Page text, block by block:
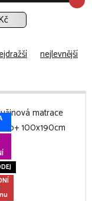
nejlevnější